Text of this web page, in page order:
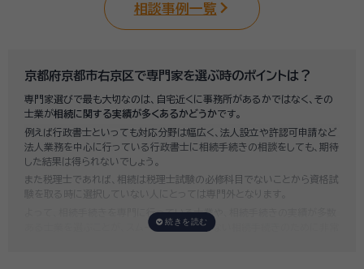
相談事例一覧
京都府京都市右京区で専門家を選ぶ時のポイントは？
専門家選びで最も大切なのは、自宅近くに事務所があるかではなく、その
士業が相続に関する実績が多くあるかどうかです。
例えば行政書士といっても対応分野は幅広く、法人設立や許認可申請など
法人業務を中心に行っている行政書士に相続手続きの相談をしても、期待
した結果は得られないでしょう。
また税理士であれば、相続は税理士試験の必修科目でないことから資格試
験を取る時に選択していない人にとっては専門外となります。
よって、相続手続きを専門に行っている士業や、相続手続きの実績が多数
ある士業を選ぶことが、スムーズで間違いのない相続手続きのために非常